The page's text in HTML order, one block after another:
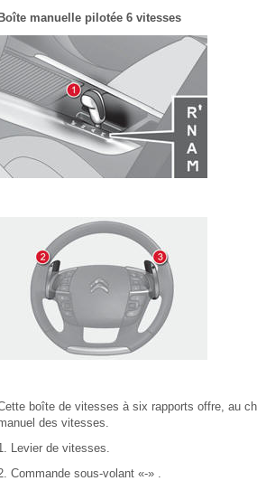
Boîte manuelle pilotée 6 vitesses
boîte de vitesses à six rapports offre, au
des vitesses.
Levier de vitesses.
Commande sous-volant «-» .